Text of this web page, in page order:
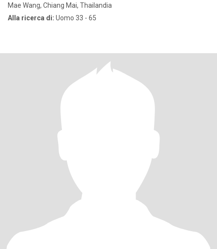
Mae Wang, Chiang Mai, Thailandia
Alla ricerca di: Uomo 33 - 65